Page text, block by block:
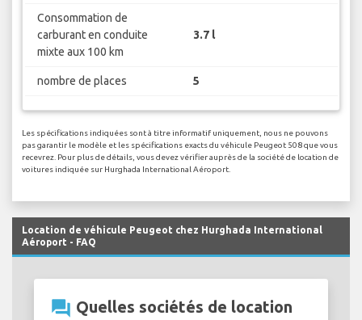
Consommation de
carburant en conduite
mixte aux 100 km
3.7 l
nombre de places 5
Les spécifications indiquées sont à titre informatif uniquement, nous ne pouvons
pas garantir le modèle et les spécifications exacts du véhicule Peugeot 508 que vous
recevrez. Pour plus de détails, vous devez vérifier auprès de la société de location de
voitures indiquée sur Hurghada International Aéroport.
Location de véhicule Peugeot chez Hurghada International
Aéroport - FAQ
question_answer Quelles sociétés de location